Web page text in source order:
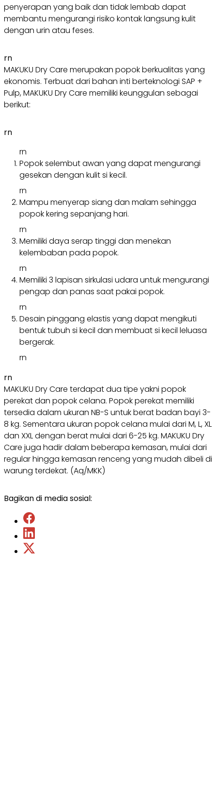
penyerapan yang baik dan tidak lembab dapat
membantu mengurangi risiko kontak langsung kulit
dengan urin atau feses.
rn
MAKUKU Dry Care merupakan popok berkualitas yang
ekonomis. Terbuat dari bahan inti berteknologi SAP +
Pulp, MAKUKU Dry Care memiliki keunggulan sebagai
berikut:
rn
rn
Popok selembut awan yang dapat mengurangi
gesekan dengan kulit si kecil.
rn
Mampu menyerap siang dan malam sehingga
popok kering sepanjang hari.
rn
Memiliki daya serap tinggi dan menekan
kelembaban pada popok.
rn
Memiliki 3 lapisan sirkulasi udara untuk mengurangi
pengap dan panas saat pakai popok.
rn
Desain pinggang elastis yang dapat mengikuti
bentuk tubuh si kecil dan membuat si kecil leluasa
bergerak.
rn
rn
MAKUKU Dry Care terdapat dua tipe yakni popok
perekat dan popok celana. Popok perekat memiliki
tersedia dalam ukuran NB-S untuk berat badan bayi 3-
8 kg. Sementara ukuran popok celana mulai dari M, L, XL
dan XXL dengan berat mulai dari 6-25 kg. MAKUKU Dry
Care juga hadir dalam beberapa kemasan, mulai dari
regular hingga kemasan renceng yang mudah dibeli di
warung terdekat. (Aq/MKK)
Bagikan di media sosial: